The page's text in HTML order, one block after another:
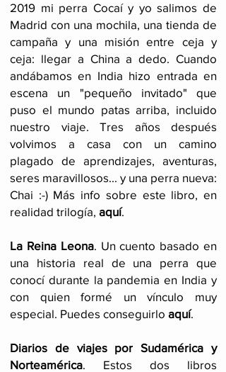
2019 mi perra Cocaí y yo salimos de
Madrid con una mochila, una tienda de
campaña y una misión entre ceja y
ceja: llegar a China a dedo. Cuando
andábamos en India hizo entrada en
escena un "pequeño invitado" que
puso el mundo patas arriba, incluido
nuestro viaje. Tres años después
volvimos a casa con un camino
plagado de aprendizajes, aventuras,
seres maravillosos... y una perra nueva:
Chai :-) Más info sobre este libro, en
realidad trilogía, aquí.
La Reina Leona. Un cuento basado en
una historia real de una perra que
conocí durante la pandemia en India y
con quien formé un vínculo muy
especial. Puedes conseguirlo aquí.
Diarios de viajes por Sudamérica y
Norteamérica. Estos dos libros